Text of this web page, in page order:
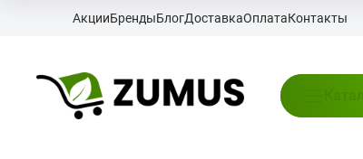
АкцииБрендыБлогДоставкаОплатаКонтакты